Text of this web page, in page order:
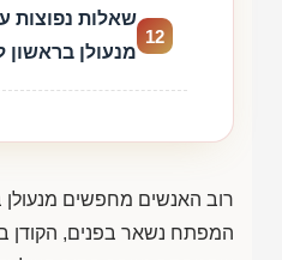
12
שאלות נפוצות
מנעולן בראשון
רוב האנשים מחפשים מנעולן
המפתח נשאר בפנים, הקודן